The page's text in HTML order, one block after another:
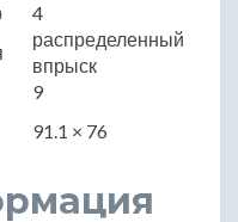
4
распределенный
впрыск
9
91.1 × 76